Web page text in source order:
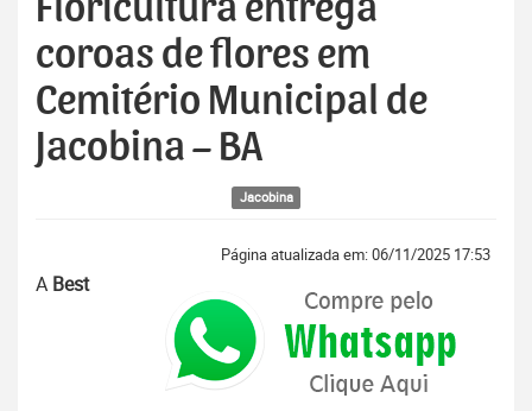
Floricultura entrega
coroas de flores em
Cemitério Municipal de
Jacobina – BA
Jacobina
Página atualizada em: 06/11/2025 17:53
A Best